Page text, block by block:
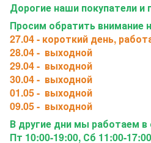
Дорогие наши покупатели и
Просим обратить внимание
27.04 - короткий день,
28.04 - выходной
29.04 - выходной
30.04 - выходной
01.05 - выходной
09.05 - выходной
В другие дни мы работаем
Пт 10:00-19:00, Сб 11:00-17:00